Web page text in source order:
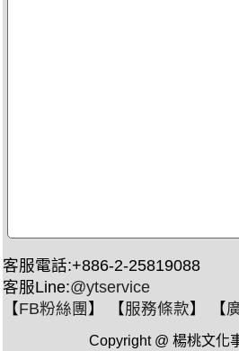
客服電話:+886-2-25819088
客服Line:@ytservice
【FB粉絲團 】 【服務條款】 【
Copyright @ 楊桃文化